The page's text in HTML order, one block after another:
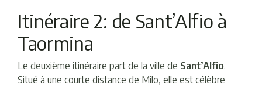
Itinéraire 2: de Sant’Alfio à
Taormina
Le deuxième itinéraire part de la ville de Sant’Alfio.
Situé à une courte distance de Milo, elle est célèbre